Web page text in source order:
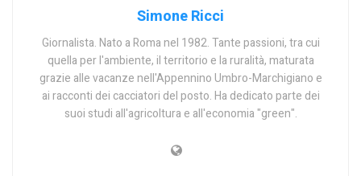
Simone Ricci
Giornalista. Nato a Roma nel 1982. Tante passioni, tra cui
quella per l'ambiente, il territorio e la ruralità, maturata
grazie alle vacanze nell'Appennino Umbro-Marchigiano e
ai racconti dei cacciatori del posto. Ha dedicato parte dei
suoi studi all'agricoltura e all'economia "green".